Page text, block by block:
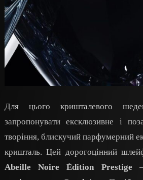
Для цього кришталевого
запропонувати ексклюзивне і
творіння, блискучий парфумерний
кришталь. Цей дорогоцінний
Abeille Noire Édition Prestige